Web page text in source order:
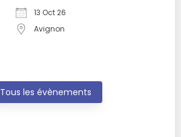
13 Oct 26
Avignon
Tous les évènements